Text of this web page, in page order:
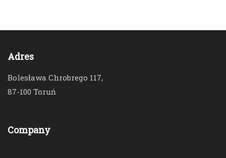
Adres
Bolesława Chrobrego 117,
87-100 Toruń
Company